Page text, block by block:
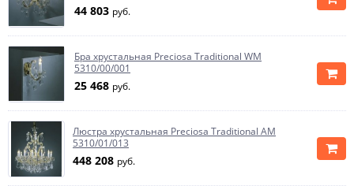
44 803 руб.
Бра хрустальная Preciosa Traditional WM
5310/00/001
25 468 руб.
Люстра хрустальная Preciosa Traditional AM
5310/01/013
448 208 руб.